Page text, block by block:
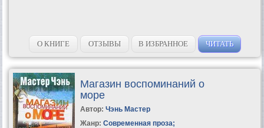
О КНИГЕ ОТЗЫВЫ В ИЗБРАННОЕ ЧИТАТЬ
Магазин воспоминаний о
море
Автор: Чэнь Мастер
Жанр: Современная проза;